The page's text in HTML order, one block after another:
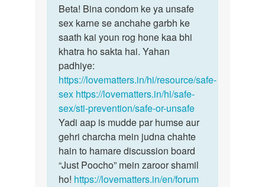
to
Kya
sex
krne
se
bacche
hote
h
by
Sexy
Beta!
Bina
condom
ke
ya…
Beta! Bina condom ke ya unsafe
sex karne se anchahe garbh ke
saath kai youn rog hone kaa bhi
khatra ho sakta hai. Yahan
padhiye:
https://lovematters.in/hi/resource/safe-
sex https://lovematters.in/hi/safe-
sex/sti-prevention/safe-or-unsafe
Yadi aap is mudde par humse aur
gehri charcha mein judna chahte
hain to hamare discussion board
“Just Poocho” mein zaroor shamil
ho! https://lovematters.in/en/forum